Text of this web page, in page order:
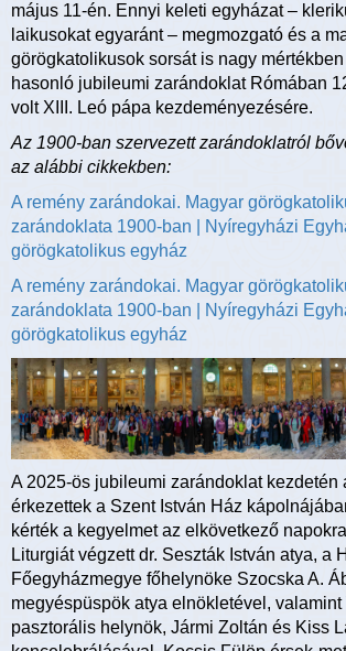
május 11-én. Ennyi keleti egyházat –
laikusokat egyaránt – megmozgató és a
görögkatolikusok sorsát is nagy
hasonló jubileumi zarándoklat Rómában
volt XIII. Leó pápa kezdeményezésére.
Az 1900-ban szervezett zarándoklatról
az alábbi cikkekben:
A remény zarándokai. Magyar
zarándoklata 1900-ban | Nyíregyházi
görögkatolikus egyház
A remény zarándokai. Magyar
zarándoklata 1900-ban | Nyíregyházi
görögkatolikus egyház
A 2025-ös jubileumi zarándoklat kezdetén
érkezettek a Szent István Ház
kérték a kegyelmet az elkövetkező
Liturgiát végzett dr. Seszták István atya, a
Főegyházmegye főhelynöke Szocska A.
megyéspüspök atya elnökletével, valamint
pasztorális helynök, Jármi Zoltán és Kiss